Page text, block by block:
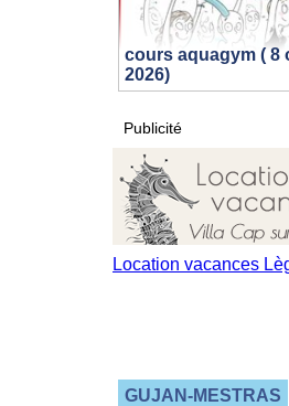
cours aquagym ( 8
2026)
Publicité
GUJAN-MESTRAS